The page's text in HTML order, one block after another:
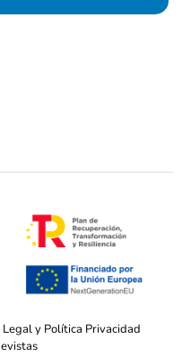
Legal y Política Privacidad